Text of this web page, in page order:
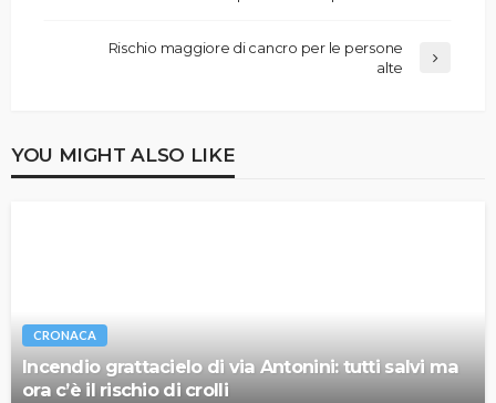
Rischio maggiore di cancro per le persone
alte
YOU MIGHT ALSO LIKE
CRONACA
Incendio grattacielo di via Antonini: tutti salvi ma
ora c’è il rischio di crolli